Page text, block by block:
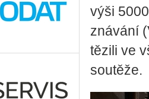
výši
zná­vá­ní
tě­zi­li ve
sou­tě­že.